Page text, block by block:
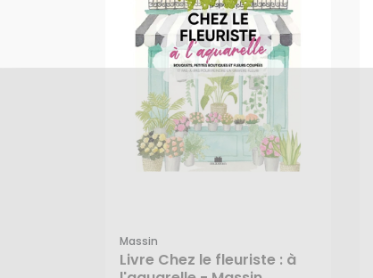
Massin
Livre Chez le fleuriste : à